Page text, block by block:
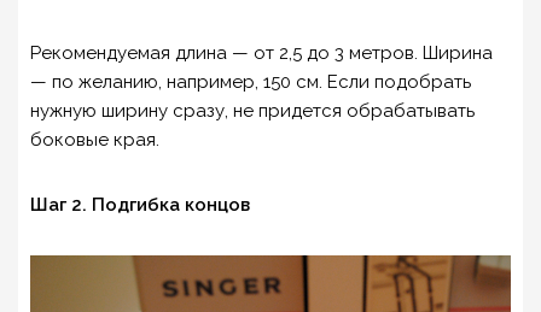
Рекомендуемая длина — от 2,5 до 3 метров. Ширина
— по желанию, например, 150 см. Если подобрать
нужную ширину сразу, не придется обрабатывать
боковые края.
Шаг 2. Подгибка концов